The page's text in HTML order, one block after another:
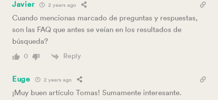
Javier 2 years ago
Cuando mencionas marcado de preguntas y respuestas,
son las FAQ que antes se veían en los resultados de
búsqueda?
0 Reply
Euge 2 years ago
¡Muy buen artículo Tomas! Sumamente interesante.